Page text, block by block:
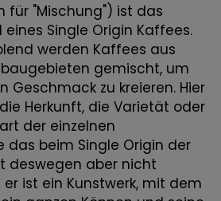
für "Mischung") ist das
Single Origin Kaffees.
werden Kaffees aus
gemischt, um
Geschmack zu kreieren. Hier
Herkunft, die Varietät oder
der einzelnen
das beim Single Origin der
deswegen aber nicht
ist ein Kunstwerk, mit dem